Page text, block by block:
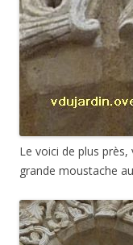
Le voici de plus
grande moustache